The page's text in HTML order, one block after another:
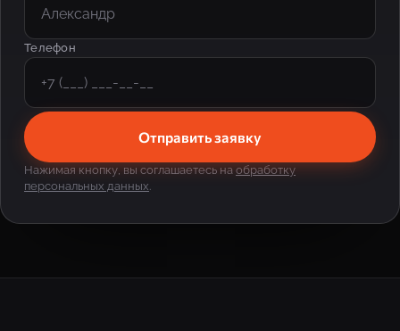
Телефон
Отправить заявку
Нажимая кнопку, вы соглашаетесь на обработку
персональных данных.